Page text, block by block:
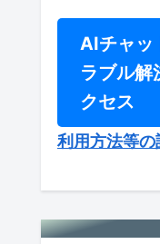
AIチャッ
ラブル
クセス
利用方法等